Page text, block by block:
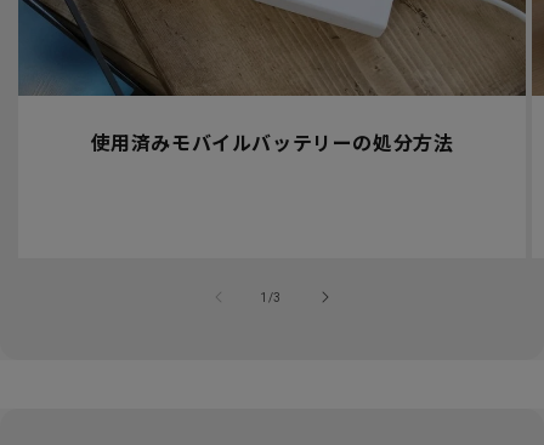
使用済みモバイルバッテリーの処分方法
1 /
の3